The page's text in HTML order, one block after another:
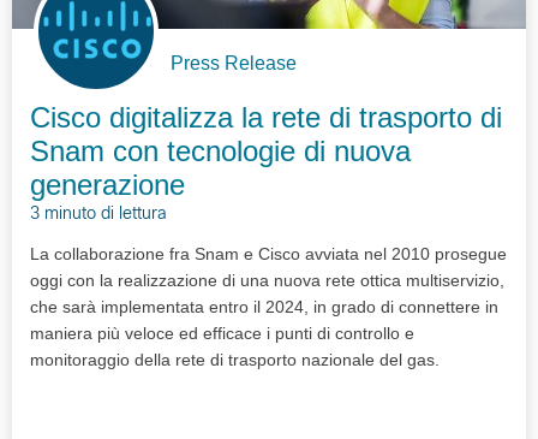
Press Release
Cisco digitalizza la rete di trasporto di
Snam con tecnologie di nuova
generazione
3 minuto di lettura
La collaborazione fra Snam e Cisco avviata nel 2010 prosegue
oggi con la realizzazione di una nuova rete ottica multiservizio,
che sarà implementata entro il 2024, in grado di connettere in
maniera più veloce ed efficace i punti di controllo e
monitoraggio della rete di trasporto nazionale del gas.